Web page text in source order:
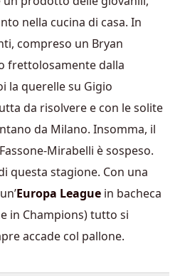
nella cucina di casa. In
compreso un Bryan
frettolosamente dalla
la querelle su Gigio
da risolvere e con le solite
da Milano. Insomma, il
Mirabelli è sospeso.
questa stagione. Con una
Europa League in bacheca
in Champions) tutto si
accade col pallone.